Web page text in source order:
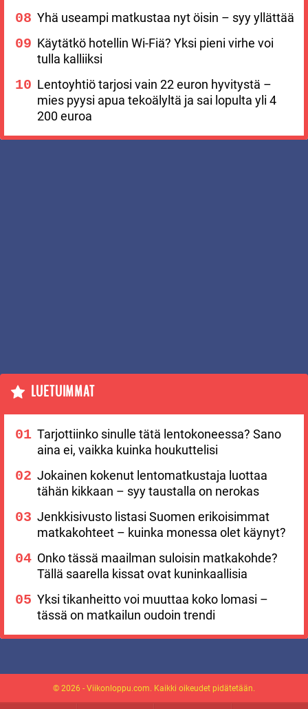
Yhä useampi matkustaa nyt öisin – syy yllättää
Käytätkö hotellin Wi-Fiä? Yksi pieni virhe voi
tulla kalliiksi
Lentoyhtiö tarjosi vain 22 euron hyvitystä –
mies pyysi apua tekoälyltä ja sai lopulta yli 4
200 euroa
LUETUIMMAT
Tarjottiinko sinulle tätä lentokoneessa? Sano
aina ei, vaikka kuinka houkuttelisi
Jokainen kokenut lentomatkustaja luottaa
tähän kikkaan – syy taustalla on nerokas
Jenkkisivusto listasi Suomen erikoisimmat
matkakohteet – kuinka monessa olet käynyt?
Onko tässä maailman suloisin matkakohde?
Tällä saarella kissat ovat kuninkaallisia
Yksi tikanheitto voi muuttaa koko lomasi –
tässä on matkailun oudoin trendi
© 2026 - Viikonloppu.com. Kaikki oikeudet pidätetään.